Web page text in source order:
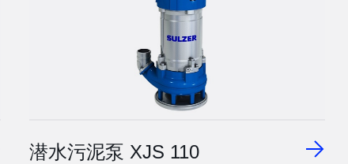
潜水污泥泵 XJS 110